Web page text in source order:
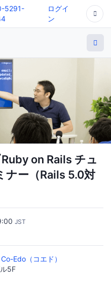
5291-
ログイ
ン
on Rails チュ
ナー（Rails 5.0対
JST
Edo（コエド）
5F